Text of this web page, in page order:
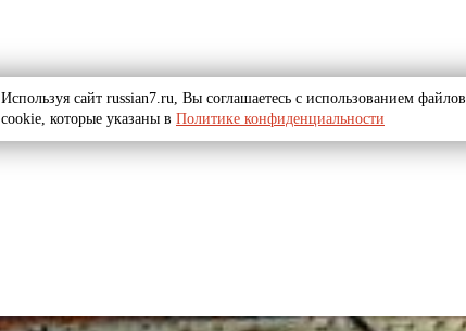
Используя сайт russian7.ru, Вы соглашаетесь с использованием файлов
cookie, которые указаны в Политике конфиденциальности